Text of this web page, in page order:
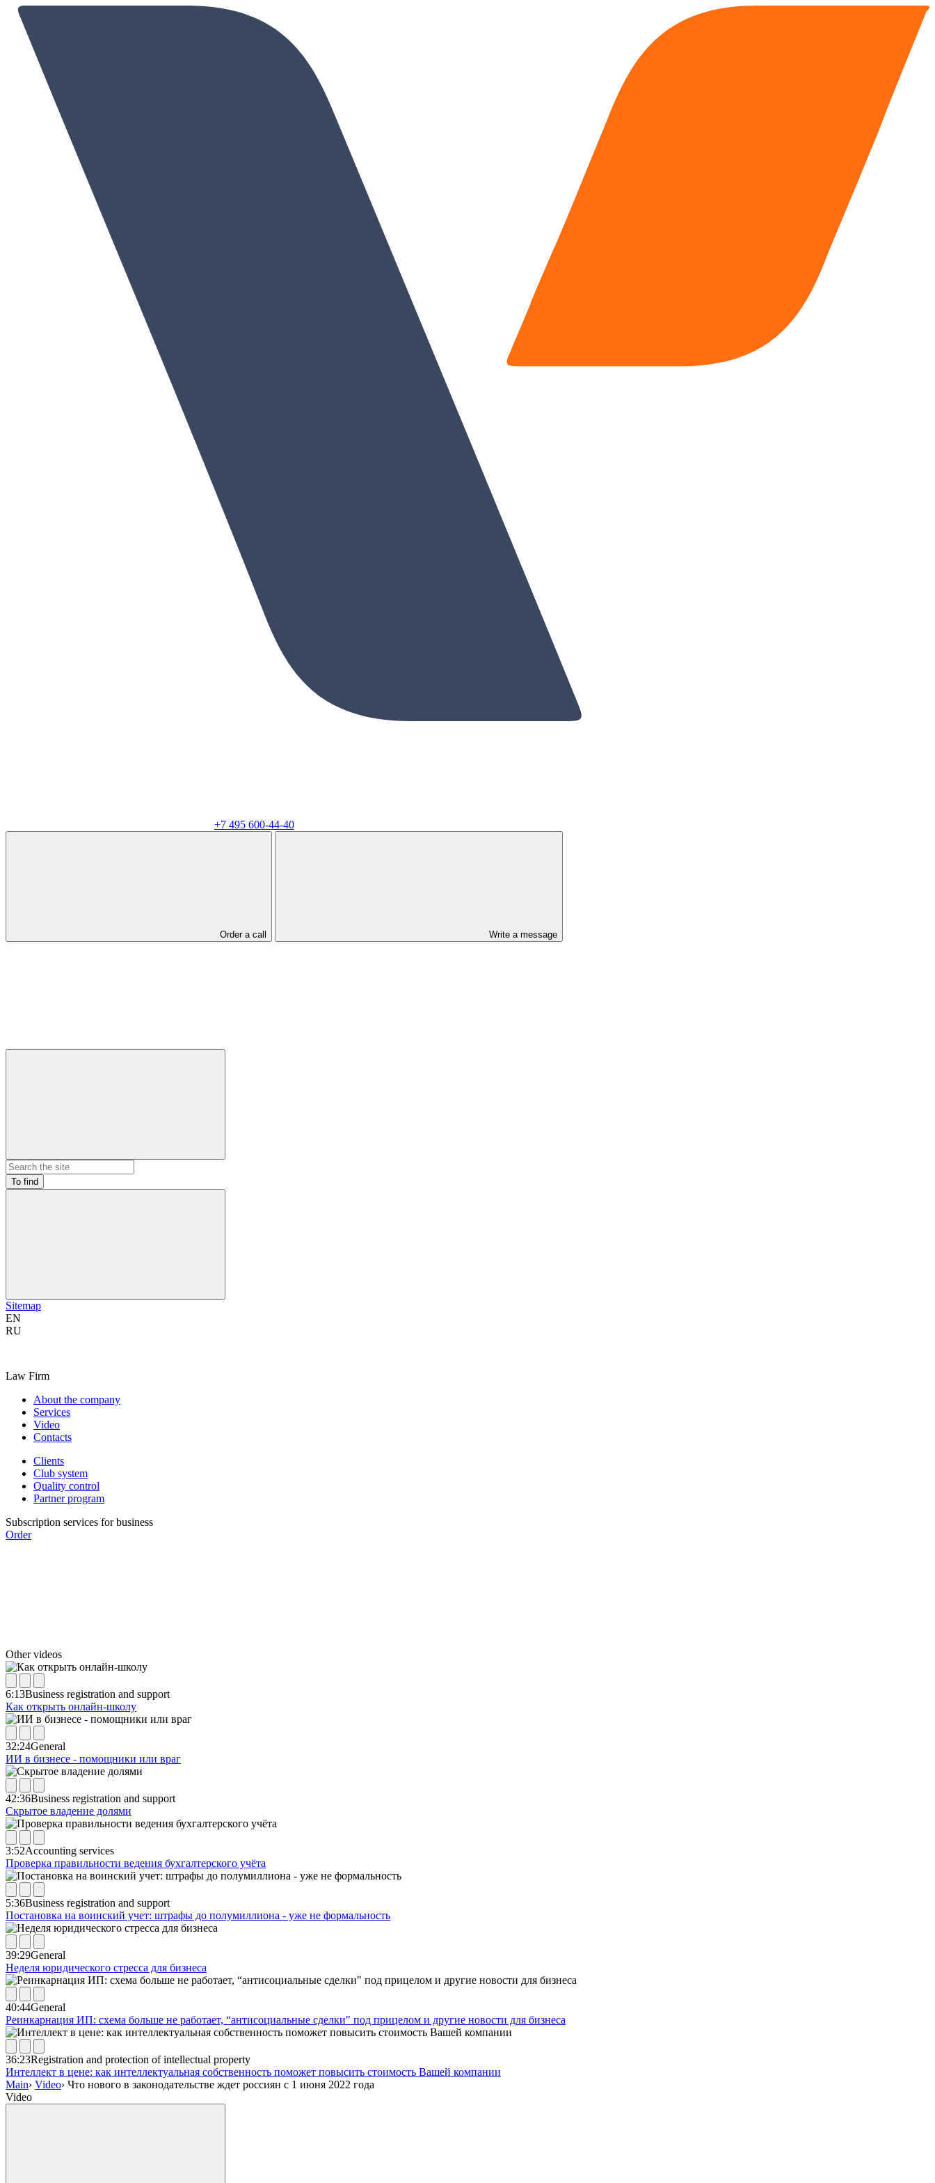
+7 495 600-44-40
Order a call Write a message
To find
Sitemap
EN
RU
Law Firm
About the company
Services
Video
Contacts
Clients
Club system
Quality control
Partner program
Subscription services for business
Order
Other videos
6:13Business registration and support
Как открыть онлайн-школу
32:24General
ИИ в бизнесе - помощники или враг
42:36Business registration and support
Скрытое владение долями
3:52Accounting services
Проверка правильности ведения бухгалтерского учёта
5:36Business registration and support
Постановка на воинский учет: штрафы до полумиллиона - уже не формальность
39:29General
Неделя юридического стресса для бизнеса
40:44General
Реинкарнация ИП: схема больше не работает, “антисоциальные сделки" под прицелом и другие новости для бизнеса
36:23Registration and protection of intellectual property
Интеллект в цене: как интеллектуальная собственность поможет повысить стоимость Вашей компании
Main› Video› Что нового в законодательстве ждет россиян с 1 июня 2022 года
Video